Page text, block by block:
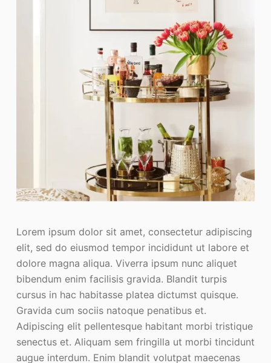
Lorem ipsum dolor sit amet, consectetur adipiscing
elit, sed do eiusmod tempor incididunt ut labore et
dolore magna aliqua. Viverra ipsum nunc aliquet
bibendum enim facilisis gravida. Blandit turpis
cursus in hac habitasse platea dictumst quisque.
Gravida cum sociis natoque penatibus et.
Adipiscing elit pellentesque habitant morbi tristique
senectus et. Aliquam sem fringilla ut morbi tincidunt
augue interdum. Enim blandit volutpat maecenas